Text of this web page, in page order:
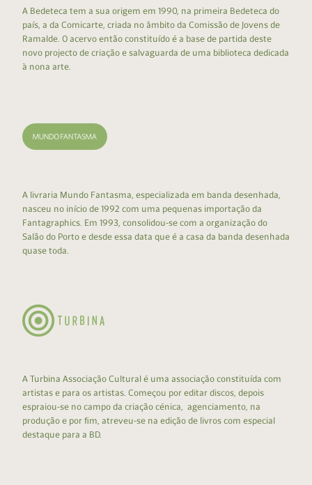
A Bedeteca tem a sua origem em 1990, na primeira Bedeteca do
país, a da Comicarte, criada no âmbito da Comissão de Jovens de
Ramalde. O acervo então constituído é a base de partida deste
novo projecto de criação e salvaguarda de uma biblioteca dedicada
à nona arte.
A livraria Mundo Fantasma, especializada em banda desenhada,
nasceu no início de 1992 com uma pequenas importação da
Fantagraphics. Em 1993, consolidou-se com a organização do
Salão do Porto e desde essa data que é a casa da banda desenhada
quase toda.
A Turbina Associação Cultural é uma associação constituída com
artistas e para os artistas. Começou por editar discos, depois
espraiou-se no campo da criação cénica, agenciamento, na
produção e por fim, atreveu-se na edição de livros com especial
destaque para a BD.